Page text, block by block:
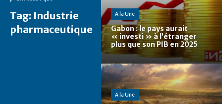
Tag: Industrie
pharmaceutique
A la Une
Gabon : le pays aurait
« investi » à l’étranger
plus que son PIB en 2025
A la Une